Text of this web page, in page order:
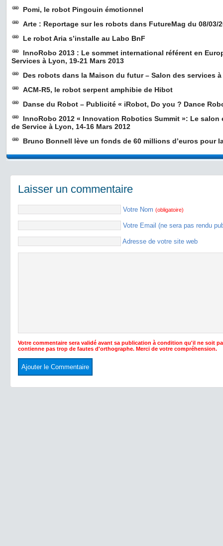
Pomi, le robot Pingouin émotionnel
Arte : Reportage sur les robots dans FutureMag du 08/03/
Le robot Aria s’installe au Labo BnF
InnoRobo 2013 : Le sommet international référent en
Services à Lyon, 19-21 Mars 2013
Des robots dans la Maison du futur – Salon des services
ACM-R5, le robot serpent amphibie de Hibot
Danse du Robot – Publicité « iRobot, Do you ? Dance
InnoRobo 2012 « Innovation Robotics Summit »: Le
de Service à Lyon, 14-16 Mars 2012
Bruno Bonnell lève un fonds de 60 millions d’euros pour
Laisser un commentaire
Votre Nom (obligatoire)
Votre Email (ne sera pas rendu
Adresse de votre site web
Votre commentaire sera validé avant sa publication à condition qu'il ne soit
contienne pas trop de fautes d'orthographe. Merci de votre compréhension.